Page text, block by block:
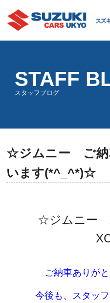
STAFF
スタッフブログ
☆ジムニー ご納
います(*^_^*)☆
☆ジムニー
ご納車ありが
今後も、スタッ